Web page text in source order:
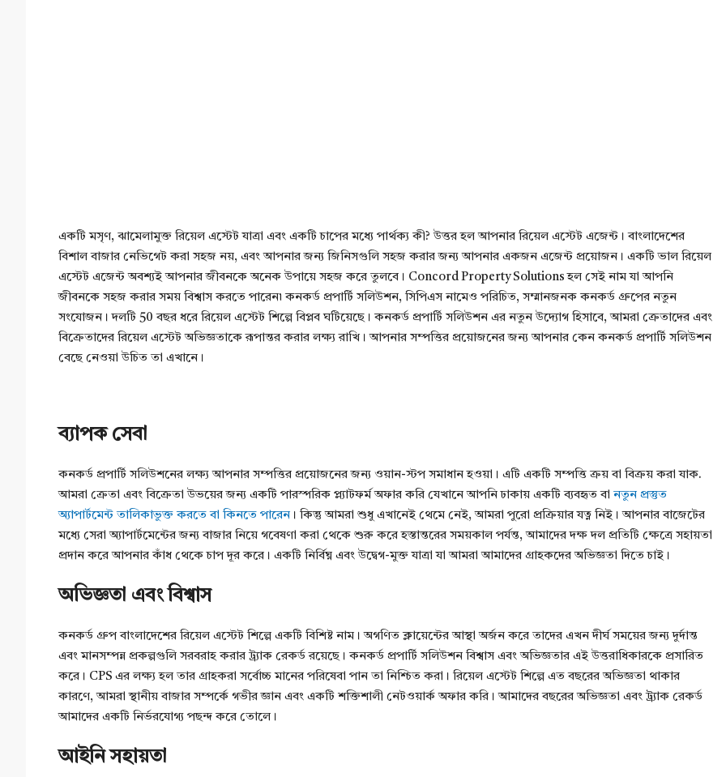
একটি মসৃণ, ঝামেলামুক্ত রিয়েল এস্টেট যাত্রা এবং একটি চাপের মধ্যে পার্থক্য কী? উত্তর হল আপনার রিয়েল এস্টেট এজেন্ট। বাংলাদেশের
বিশাল বাজার নেভিগেট করা সহজ নয়, এবং আপনার জন্য জিনিসগুলি সহজ করার জন্য আপনার একজন এজেন্ট প্রয়োজন। একটি ভাল রিয়েল
এস্টেট এজেন্ট অবশ্যই আপনার জীবনকে অনেক উপায়ে সহজ করে তুলবে। Concord Property Solutions হল সেই নাম যা আপনি
জীবনকে সহজ করার সময় বিশ্বাস করতে পারেন৷ কনকর্ড প্রপার্টি সলিউশন, সিপিএস নামেও পরিচিত, সম্মানজনক কনকর্ড গ্রুপের নতুন
সংযোজন। দলটি 50 বছর ধরে রিয়েল এস্টেট শিল্পে বিপ্লব ঘটিয়েছে। কনকর্ড প্রপার্টি সলিউশন এর নতুন উদ্যোগ হিসাবে, আমরা ক্রেতাদের এবং
বিক্রেতাদের রিয়েল এস্টেট অভিজ্ঞতাকে রূপান্তর করার লক্ষ্য রাখি। আপনার সম্পত্তির প্রয়োজনের জন্য আপনার কেন কনকর্ড প্রপার্টি সলিউশন
বেছে নেওয়া উচিত তা এখানে।
ব্যাপক সেবা
কনকর্ড প্রপার্টি সলিউশনের লক্ষ্য আপনার সম্পত্তির প্রয়োজনের জন্য ওয়ান-স্টপ সমাধান হওয়া। এটি একটি সম্পত্তি ক্রয় বা বিক্রয় করা যাক.
আমরা ক্রেতা এবং বিক্রেতা উভয়ের জন্য একটি পারস্পরিক প্ল্যাটফর্ম অফার করি যেখানে আপনি ঢাকায় একটি ব্যবহৃত বা নতুন প্রস্তুত
অ্যাপার্টমেন্ট তালিকাভুক্ত করতে বা কিনতে পারেন । কিন্তু আমরা শুধু এখানেই থেমে নেই, আমরা পুরো প্রক্রিয়ার যত্ন নিই। আপনার বাজেটের
মধ্যে সেরা অ্যাপার্টমেন্টের জন্য বাজার নিয়ে গবেষণা করা থেকে শুরু করে হস্তান্তরের সময়কাল পর্যন্ত, আমাদের দক্ষ দল প্রতিটি ক্ষেত্রে সহায়তা
প্রদান করে আপনার কাঁধ থেকে চাপ দূর করে। একটি নির্বিঘ্ন এবং উদ্বেগ-মুক্ত যাত্রা যা আমরা আমাদের গ্রাহকদের অভিজ্ঞতা দিতে চাই।
অভিজ্ঞতা এবং বিশ্বাস
কনকর্ড গ্রুপ বাংলাদেশের রিয়েল এস্টেট শিল্পে একটি বিশিষ্ট নাম। অগণিত ক্লায়েন্টের আস্থা অর্জন করে তাদের এখন দীর্ঘ সময়ের জন্য দুর্দান্ত
এবং মানসম্পন্ন প্রকল্পগুলি সরবরাহ করার ট্র্যাক রেকর্ড রয়েছে। কনকর্ড প্রপার্টি সলিউশন বিশ্বাস এবং অভিজ্ঞতার এই উত্তরাধিকারকে প্রসারিত
করে। CPS এর লক্ষ্য হল তার গ্রাহকরা সর্বোচ্চ মানের পরিষেবা পান তা নিশ্চিত করা। রিয়েল এস্টেট শিল্পে এত বছরের অভিজ্ঞতা থাকার
কারণে, আমরা স্থানীয় বাজার সম্পর্কে গভীর জ্ঞান এবং একটি শক্তিশালী নেটওয়ার্ক অফার করি। আমাদের বছরের অভিজ্ঞতা এবং ট্র্যাক রেকর্ড
আমাদের একটি নির্ভরযোগ্য পছন্দ করে তোলে।
আইনি সহায়তা